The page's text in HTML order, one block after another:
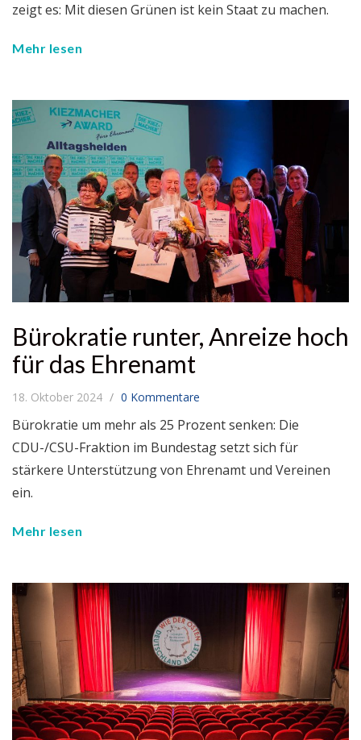
zeigt es: Mit diesen Grünen ist kein Staat zu machen.
Mehr lesen
Bürokratie runter, Anreize hoch
für das Ehrenamt
18. Oktober 2024 0 Kommentare
Bürokratie um mehr als 25 Prozent senken: Die
CDU-/CSU-Fraktion im Bundestag setzt sich für
stärkere Unterstützung von Ehrenamt und Vereinen
ein.
Mehr lesen